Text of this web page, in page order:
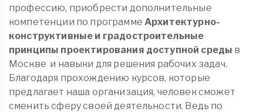
профессию, приобрести дополнительные
компетенции по программеАрхитектурно-
конструктивные и градостроительные
принципы проектирования доступной среды в
Москве и навыки для решения рабочих задач.
Благодаря прохождению курсов, которые
предлагает наша организация, человек сможет
сменить сферу своей деятельности. Ведь по